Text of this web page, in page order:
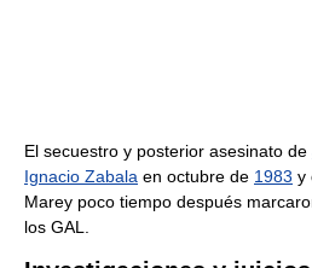
El secuestro y posterior asesinato de
Ignacio Zabala en octubre de 1983 y
Marey poco tiempo después
los GAL.